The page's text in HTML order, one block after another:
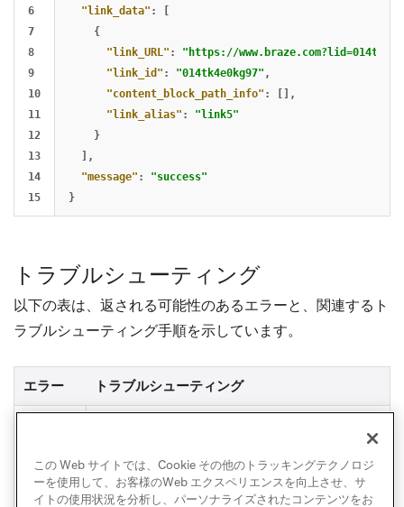
6
7
8
9
10
11
12
13
14
"link_data" :
{
"link_URL" :
"https://
"link_id" : "014tk4e0kg97" ,
"content_block_path_info" :
[],
"link_alias" :
"link5"
}
],
"message" :
"success"
}
トラブルシューティング
以下の表は、返される可能性のあるエラーと、関連するト
ラブルシューティング手順を示しています。
エラー トラブルシューティング
id キャ
ンバス I
キャンバス一覧エクスポートエ
ンドポイントを使用するか、ダッシュボードに
ログインして確認できます。
この Web サイトでは、Cookie その他のトラッキングテクノロジ
ーを使用して、お客様のWeb エクスペリエンスを向上させ、サ
イトの使用状況を分析し、パーソナライズされたコンテンツをお